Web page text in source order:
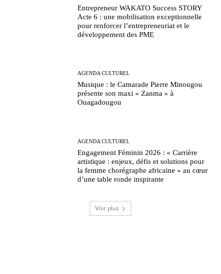
Entrepreneur WAKATO Success STORY
Acte 6 : une mobilisation exceptionnelle
pour renforcer l’entrepreneuriat et le
développement des PME
AGENDA CULTUREL
Musique : le Camarade Pierre Minougou
présente son maxi « Zanma » à
Ouagadougou
AGENDA CULTUREL
Engagement Féminin 2026 : « Carrière
artistique : enjeux, défis et solutions pour
la femme chorégraphe africaine » au cœur
d’une table ronde inspirante
Voir plus